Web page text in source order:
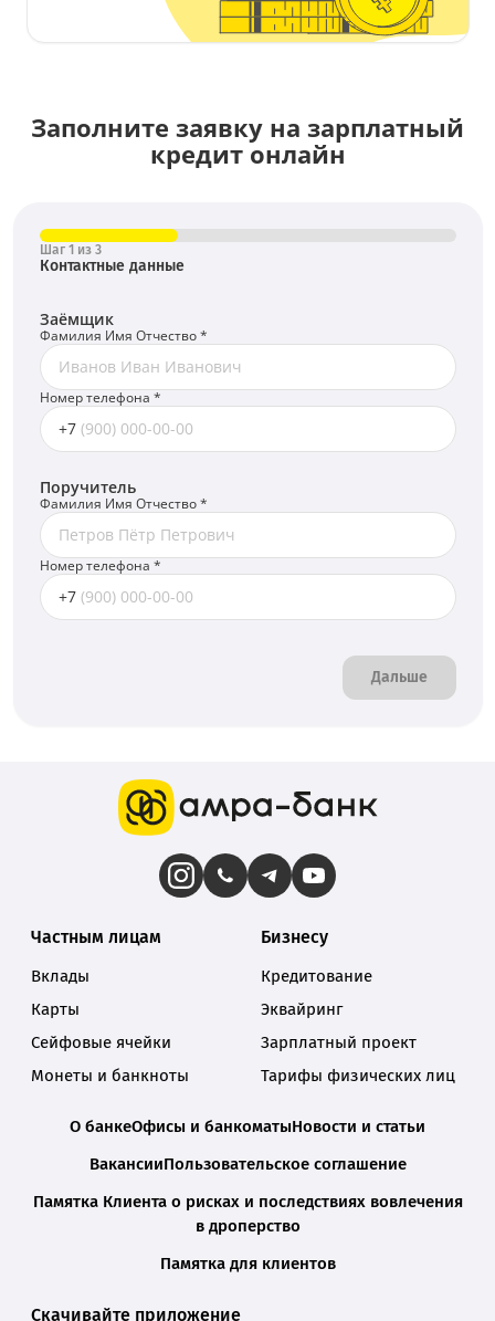
Заполните заявку на зарплатный
кредит онлайн
Шаг 1 из 3
Контактные данные
Заёмщик
Фамилия Имя Отчество*
Номер телефона *
+7
Поручитель
Фамилия Имя Отчество*
Номер телефона *
+7
Дальше
Частным лицам
Вклады
Карты
Сейфовые ячейки
Монеты и банкноты
Бизнесу
Кредитование
Эквайринг
Зарплатный проект
Тарифы физических лиц
О банкеОфисы и банкоматыНовости и статьи
ВакансииПользовательское соглашение
Памятка Клиента о рисках и последствиях вовлечения
в дроперство
Памятка для клиентов
Скачивайте приложение